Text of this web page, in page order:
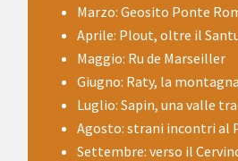
Marzo: Geosito Ponte
Aprile: Plout, oltre il
Maggio: Ru de Marseiller
Giugno: Raty, la
Luglio: Sapin, una valle
Agosto: strani incontri al
Settembre: verso il